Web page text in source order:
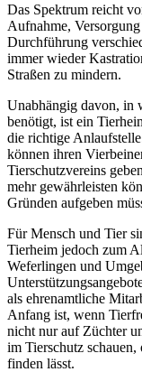
Das Spektrum reicht
Aufnahme,
Durchführung
immer wieder
Straßen zu mindern.
Unabhängig davon, in
benötigt, ist ein
die richtige
können ihren
Tierschutzvereins
mehr gewährleisten
Gründen aufgeben
Für Mensch und Tier
Tierheim jedoch zum
Weferlingen und
als ehrenamtliche
Anfang ist, wenn
nicht nur auf Züchter
im Tierschutz
finden lässt.